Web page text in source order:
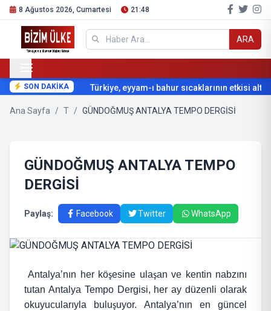
8 Ağustos 2026, Cumartesi 21:48
ARA
SON DAKİKA Türkiye, eyyam-ı bahur sıcaklarının etkisi
Ana Sayfa / T / GÜNDOĞMUŞ ANTALYA TEMPO DERGİSİ
GÜNDOĞMUŞ ANTALYA TEMPO
DERGİSİ
Paylaş: Facebook Twitter WhatsApp
Antalya’nın her köşesine ulaşan ve kentin nabzını
tutan Antalya Tempo Dergisi, her ay düzenli olarak
okuyucularıyla buluşuyor. Antalya’nın en güncel